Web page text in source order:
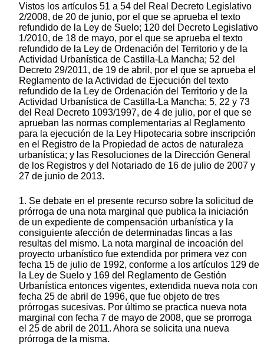
Vistos los artículos 51 a 54 del Real Decreto Legislativo
2/2008, de 20 de junio, por el que se aprueba el texto
refundido de la Ley de Suelo; 120 del Decreto Legislativo
1/2010, de 18 de mayo, por el que se aprueba el texto
refundido de la Ley de Ordenación del Territorio y de la
Actividad Urbanística de Castilla-La Mancha; 52 del
Decreto 29/2011, de 19 de abril, por el que se aprueba el
Reglamento de la Actividad de Ejecución del texto
refundido de la Ley de Ordenación del Territorio y de la
Actividad Urbanística de Castilla-La Mancha; 5, 22 y 73
del Real Decreto 1093/1997, de 4 de julio, por el que se
aprueban las normas complementarias al Reglamento
para la ejecución de la Ley Hipotecaria sobre inscripción
en el Registro de la Propiedad de actos de naturaleza
urbanística; y las Resoluciones de la Dirección General
de los Registros y del Notariado de 16 de julio de 2007 y
27 de junio de 2013.
1. Se debate en el presente recurso sobre la solicitud de
prórroga de una nota marginal que publica la iniciación
de un expediente de compensación urbanística y la
consiguiente afección de determinadas fincas a las
resultas del mismo. La nota marginal de incoación del
proyecto urbanístico fue extendida por primera vez con
fecha 15 de julio de 1992, conforme a los artículos 129 de
la Ley de Suelo y 169 del Reglamento de Gestión
Urbanística entonces vigentes, extendida nueva nota con
fecha 25 de abril de 1996, que fue objeto de tres
prórrogas sucesivas. Por último se practica nueva nota
marginal con fecha 7 de mayo de 2008, que se prorroga
el 25 de abril de 2011. Ahora se solicita una nueva
prórroga de la misma.